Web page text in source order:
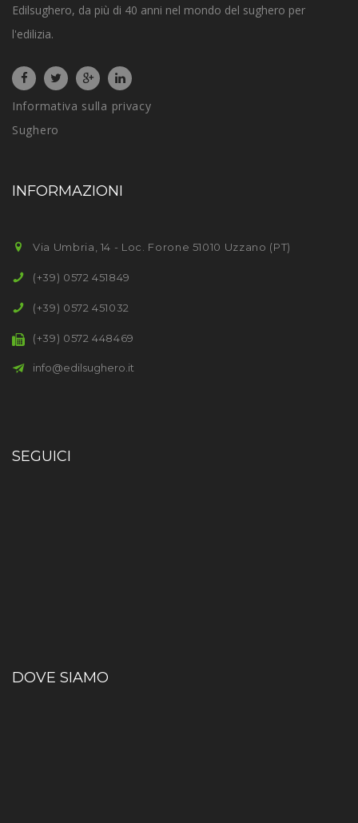
Edilsughero, da più di 40 anni nel mondo del sughero per
l'edilizia.
Informativa sulla privacy
Sughero
INFORMAZIONI
Via Umbria, 14 - Loc. Forone 51010 Uzzano (PT)
(+39) 0572 451849
(+39) 0572 451032
(+39) 0572 448469
info@edilsughero.it
SEGUICI
DOVE SIAMO